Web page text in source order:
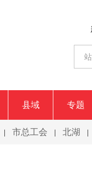
县域 专题
| 市总工会 | 北湖 |